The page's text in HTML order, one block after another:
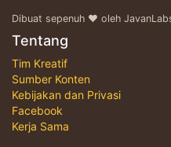
Dibuat sepenuh ♥ oleh
Tentang
Tim Kreatif
Sumber Konten
Kebijakan dan Privasi
Facebook
Kerja Sama